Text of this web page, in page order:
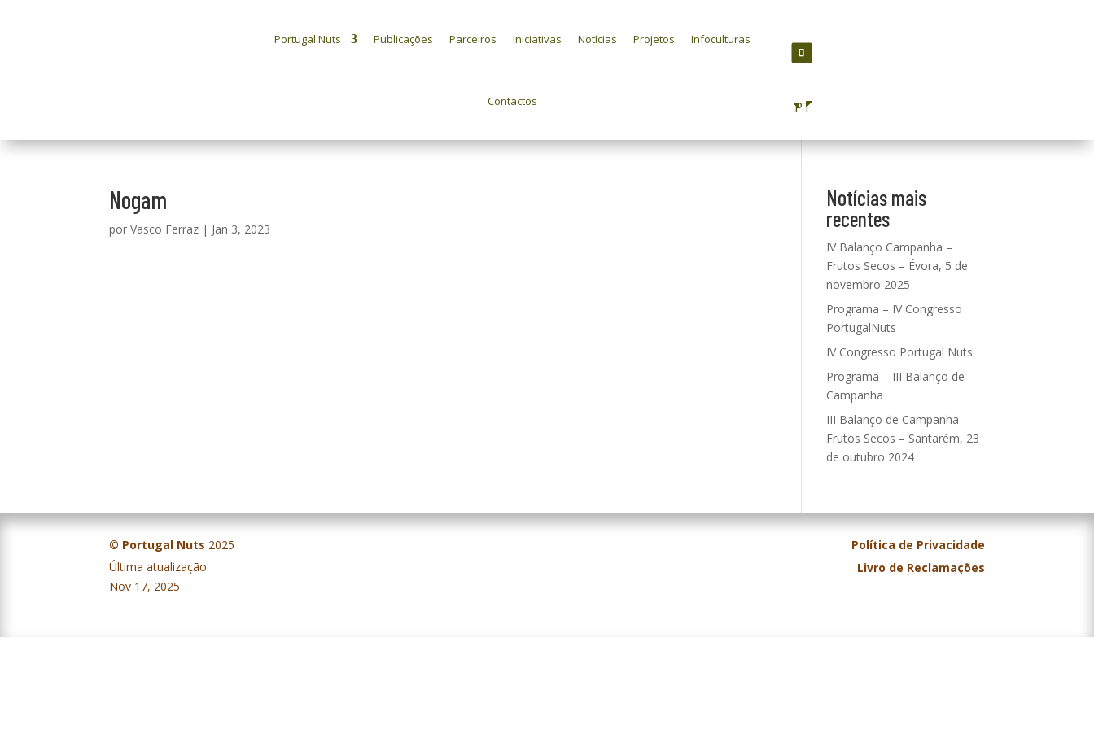
Portugal Nuts Publicações Parceiros Iniciativas Notícias Projetos Infoculturas
Contactos PT
Nogam
porVasco Ferraz | Jan 3, 2023
Notícias mais
recentes
IV Balanço Campanha –
Frutos Secos – Évora, 5 de
novembro 2025
Programa – IV Congresso
PortugalNuts
IV Congresso Portugal Nuts
Programa – III Balanço de
Campanha
III Balanço de Campanha –
Frutos Secos – Santarém, 23
de outubro 2024
© Portugal Nuts 2025
Última atualização:
Nov 17, 2025
Política de Privacidade
Livro de Reclamações